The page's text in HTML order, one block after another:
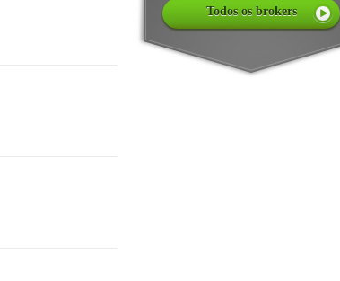
Todos os brokers